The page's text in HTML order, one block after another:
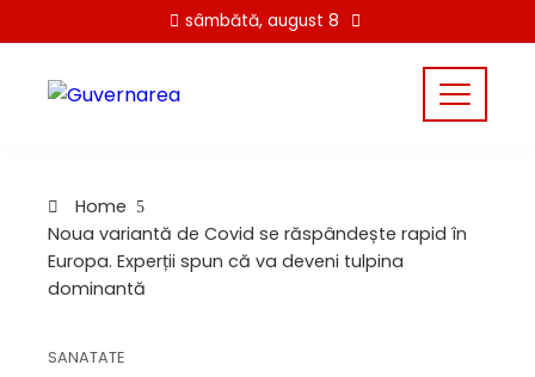
to
content
sâmbătă, august 8
Home
Noua variantă de Covid se răspândește rapid în
Europa. Experții spun că va deveni tulpina
dominantă
SANATATE